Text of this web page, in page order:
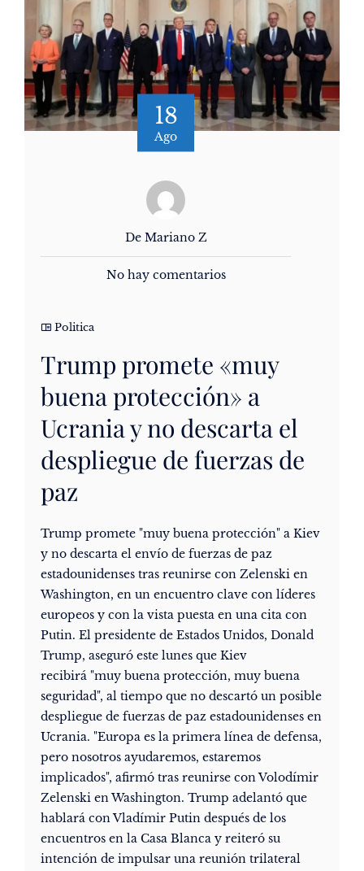
18
Ago
De Mariano Z
No hay comentarios
Politica
Trump promete «muy
buena protección» a
Ucrania y no descarta el
despliegue de fuerzas de
paz
Trump promete "muy buena protección" a Kiev
y no descarta el envío de fuerzas de paz
estadounidenses tras reunirse con Zelenski en
Washington, en un encuentro clave con líderes
europeos y con la vista puesta en una cita con
Putin. El presidente de Estados Unidos, Donald
Trump, aseguró este lunes que Kiev
recibirá "muy buena protección, muy buena
seguridad", al tiempo que no descartó un posible
despliegue de fuerzas de paz estadounidenses en
Ucrania. "Europa es la primera línea de defensa,
pero nosotros ayudaremos, estaremos
implicados", afirmó tras reunirse con Volodímir
Zelenski en Washington. Trump adelantó que
hablará con Vladímir Putin después de los
encuentros en la Casa Blanca y reiteró su
intención de impulsar una reunión trilateral